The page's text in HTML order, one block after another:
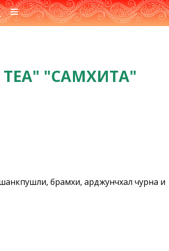
≡
"САМХИТА"
брамхи, арджунчхал чурна и